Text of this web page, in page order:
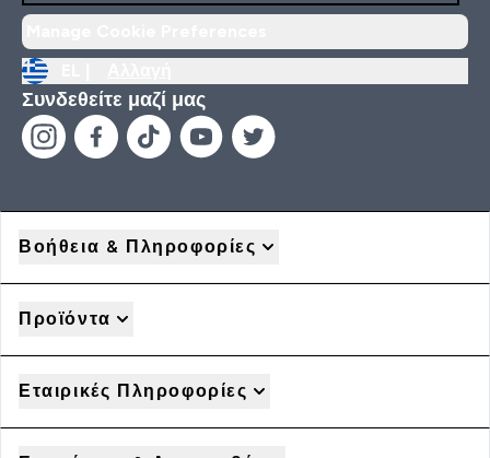
Συνδεθείτε μαζί μας
Βοήθεια & Πληροφορίες
Προϊόντα
Εταιρικές Πληροφορίες